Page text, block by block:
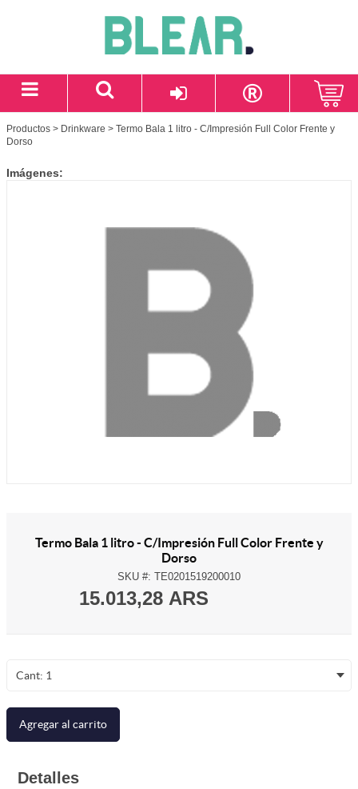
Productos > Drinkware > Termo Bala 1 litro - C/Impresión Full Color Frente y
Dorso
Imágenes:
Termo Bala 1 litro - C/Impresión Full Color Frente y
Dorso
SKU #: TE0201519200010
15.013,28 ARS
Cant: 1
Agregar al carrito
Detalles